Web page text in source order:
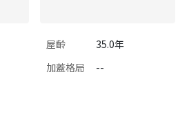
屋齡
35.0年
加蓋格局
--